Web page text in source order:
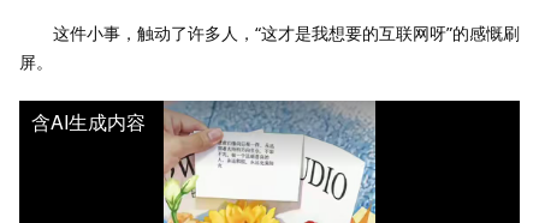
这件小事，触动了许多人，“这才是我想要的互联网呀”的感慨刷
屏。
含AI生成内容